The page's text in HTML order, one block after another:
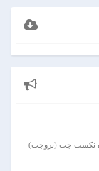
نکست جت (پروجت)